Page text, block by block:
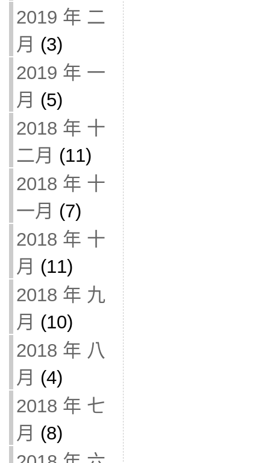
2019 年 二
月 (3)
2019 年 一
月 (5)
2018 年 十
二月 (11)
2018 年 十
一月 (7)
2018 年 十
月 (11)
2018 年 九
月 (10)
2018 年 八
月 (4)
2018 年 七
月 (8)